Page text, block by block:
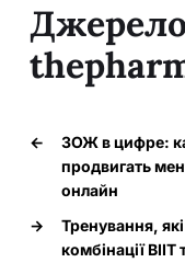
←
ЗОЖ в цифре:
продвигать
онлайн
→
Тренування,
комбінації ВIIT